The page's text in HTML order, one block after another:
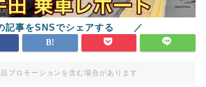
プロモーションを含む場合があります